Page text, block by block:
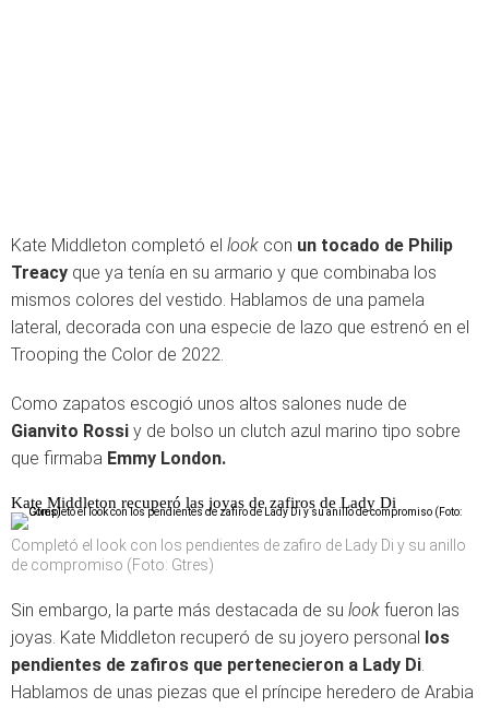
Kate Middleton completó el look con un tocado de Philip
Treacy que ya tenía en su armario y que combinaba los
mismos colores del vestido. Hablamos de una pamela
lateral, decorada con una especie de lazo que estrenó en el
Trooping the Color de 2022.
Como zapatos escogió unos altos salones nude de
Gianvito Rossi y de bolso un clutch azul marino tipo sobre
que firmaba Emmy London.
Kate Middleton recuperó las joyas de zafiros de Lady Di
Completó el look con los pendientes de zafiro de Lady Di y su anillo
de compromiso (Foto: Gtres)
Sin embargo, la parte más destacada de su look fueron las
joyas. Kate Middleton recuperó de su joyero personal los
pendientes de zafiros que pertenecieron a Lady Di.
Hablamos de unas piezas que el príncipe heredero de Arabia